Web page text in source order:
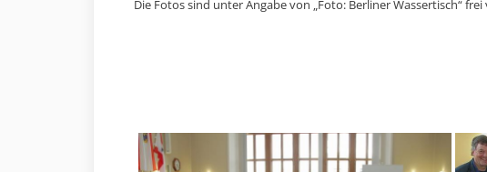
Die Fotos sind unter Angabe von „Foto: Berliner Wassertisch“